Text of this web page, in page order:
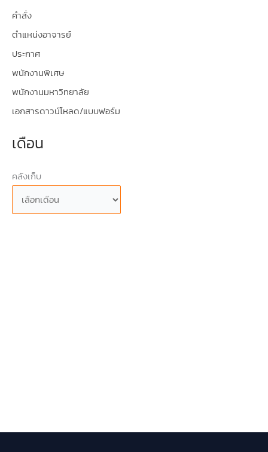
คำสั่ง
ตำแหน่งอาจารย์
ประกาศ
พนักงานพิเศษ
พนักงานมหาวิทยาลัย
เอกสารดาวน์โหลด/แบบฟอร์ม
เดือน
คลังเก็บ